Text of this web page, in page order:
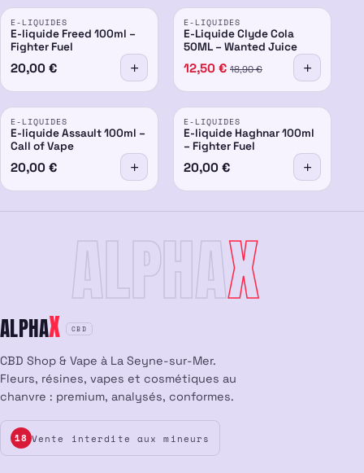
E-LIQUIDES
E-liquide Freed 100ml –
Fighter Fuel
20,00 €
E-LIQUIDES
E-Liquide Clyde Cola
50ML – Wanted Juice
12,50 € 18,90€
E-LIQUIDES
E-liquide Assault 100ml –
Call of Vape
20,00 €
E-LIQUIDES
E-liquide Haghnar 100ml
– Fighter Fuel
20,00 €
ALPHAX
ALPHAX CBD
CBD Shop & Vape à La Seyne-sur-Mer.
Fleurs, résines, vapes et cosmétiques au
chanvre : premium, analysés, conformes.
18 Vente interdite aux mineurs